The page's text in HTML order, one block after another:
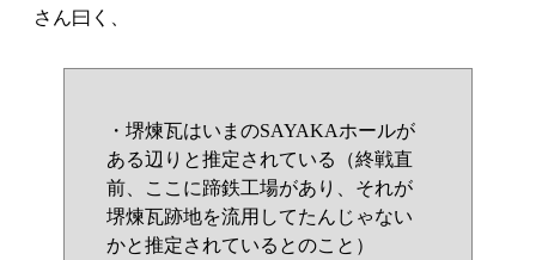
さん曰く、
・堺煉瓦はいまのSAYAKAホールが
ある辺りと推定されている（終戦直
前、ここに蹄鉄工場があり、それが
堺煉瓦跡地を流用してたんじゃない
かと推定されているとのこと）